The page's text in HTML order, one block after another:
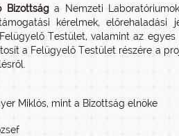
Bizottsága Nemzeti
kérelmek, előrehaladási
Testület, valamint az
a Felügyelő Testület részére a
Miklós, mint a Bizottság elnöke